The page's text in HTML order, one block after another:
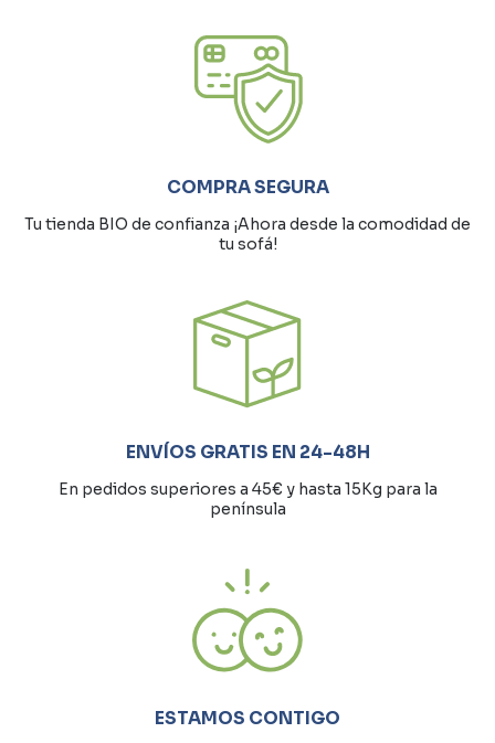
COMPRA SEGURA
Tu tienda BIO de confianza ¡Ahora desde la comodidad de
tu sofá!
ENVÍOS GRATIS EN 24-48H
En pedidos superiores a 45€ y hasta 15Kg para la
península
ESTAMOS CONTIGO